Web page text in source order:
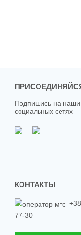
Подпишись на наши
социальных сетях
КОНТАКТЫ
77-30